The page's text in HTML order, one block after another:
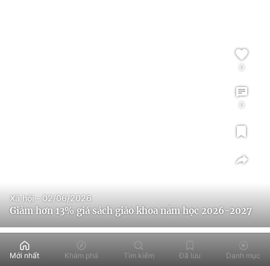
Giảm hơn 13% giá sách giáo khoa năm học 2026-2027
Xã hội - 02/06/2026
0
0
Mới nhất Khám phá Tìm kiếm Đã lưu Danh mục